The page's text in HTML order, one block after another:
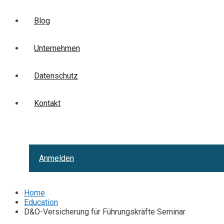
Blog
Unternehmen
Datenschutz
Kontakt
Anmelden
Home
Education
D&O-Versicherung für Führungskräfte Seminar